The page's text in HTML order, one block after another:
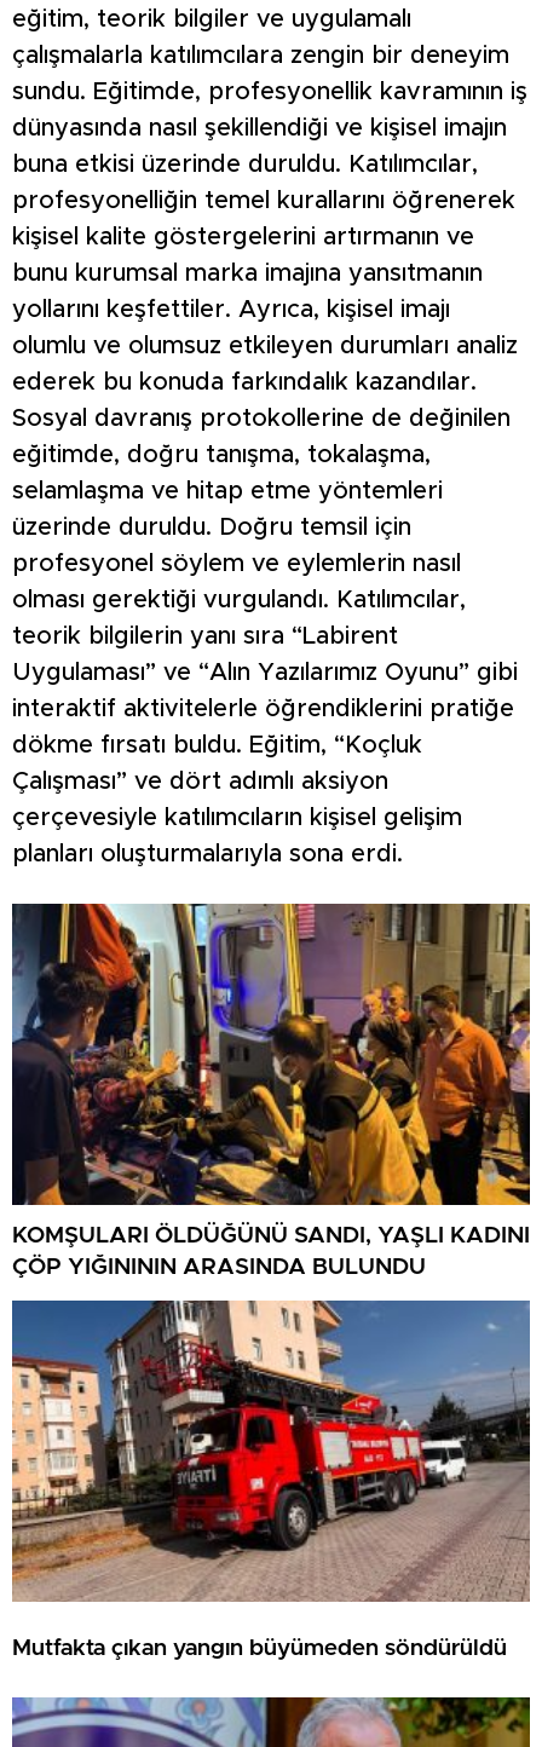
eğitim, teorik bilgiler ve uygulamalı
çalışmalarla katılımcılara zengin bir deneyim
sundu. Eğitimde, profesyonellik kavramının iş
dünyasında nasıl şekillendiği ve kişisel imajın
buna etkisi üzerinde duruldu. Katılımcılar,
profesyonelliğin temel kurallarını öğrenerek
kişisel kalite göstergelerini artırmanın ve
bunu kurumsal marka imajına yansıtmanın
yollarını keşfettiler. Ayrıca, kişisel imajı
olumlu ve olumsuz etkileyen durumları analiz
ederek bu konuda farkındalık kazandılar.
Sosyal davranış protokollerine de değinilen
eğitimde, doğru tanışma, tokalaşma,
selamlaşma ve hitap etme yöntemleri
üzerinde duruldu. Doğru temsil için
profesyonel söylem ve eylemlerin nasıl
olması gerektiği vurgulandı. Katılımcılar,
teorik bilgilerin yanı sıra “Labirent
Uygulaması” ve “Alın Yazılarımız Oyunu” gibi
interaktif aktivitelerle öğrendiklerini pratiğe
dökme fırsatı buldu. Eğitim, “Koçluk
Çalışması” ve dört adımlı aksiyon
çerçevesiyle katılımcıların kişisel gelişim
planları oluşturmalarıyla sona erdi.
KOMŞULARI ÖLDÜĞÜNÜ SANDI, YAŞLI KADINI
ÇÖP YIĞINININ ARASINDA BULUNDU
Mutfakta çıkan yangın büyümeden söndürüldü